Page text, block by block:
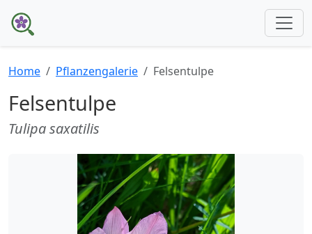
Home Pflanzengalerie Felsentulpe
Felsentulpe
Tulipa saxatilis